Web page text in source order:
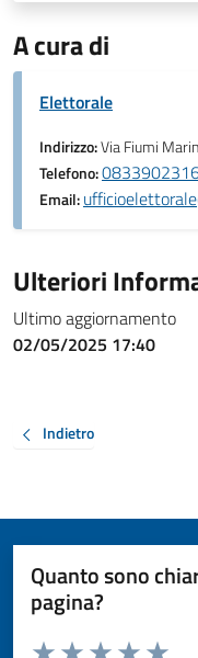
A cura di
Elettorale
Indirizzo:Via Fiumi
Telefono:
Email:
Ulteriori
Ultimo aggiornamento
02/05/2025 17:40
Indietro
Quanto sono
pagina?
Valuta da 1 a 5 stelle la